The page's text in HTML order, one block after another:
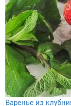
Варенье из